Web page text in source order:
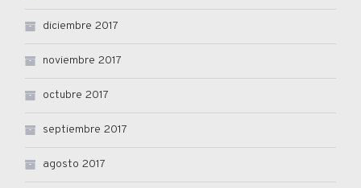
diciembre 2017
noviembre 2017
octubre 2017
septiembre 2017
agosto 2017